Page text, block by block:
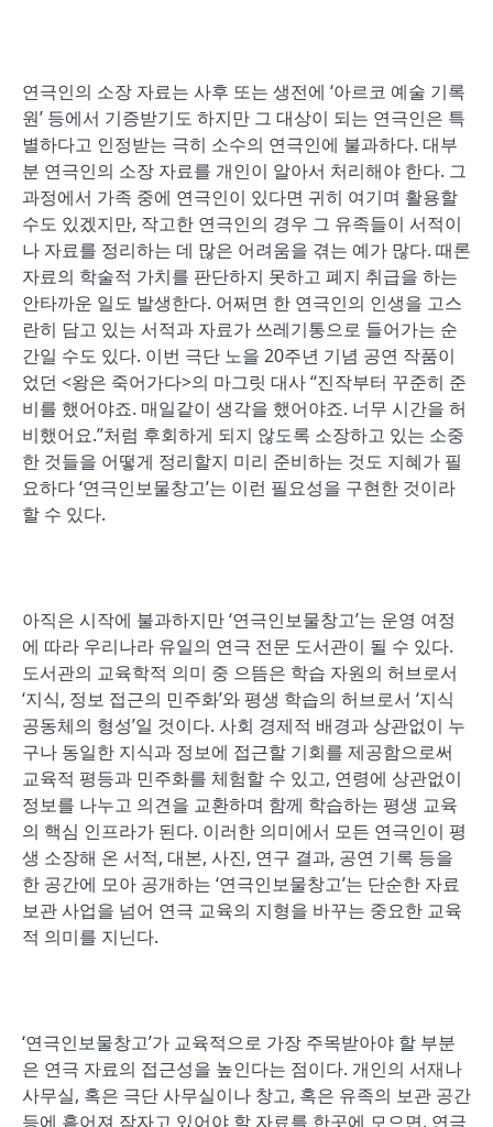
연극인의 소장 자료는 사후 또는 생전에 ‘아르코 예술 기록
원’ 등에서 기증받기도 하지만 그 대상이 되는 연극인은 특
별하다고 인정받는 극히 소수의 연극인에 불과하다. 대부
분 연극인의 소장 자료를 개인이 알아서 처리해야 한다. 그
과정에서 가족 중에 연극인이 있다면 귀히 여기며 활용할
수도 있겠지만, 작고한 연극인의 경우 그 유족들이 서적이
나 자료를 정리하는 데 많은 어려움을 겪는 예가 많다. 때론
자료의 학술적 가치를 판단하지 못하고 폐지 취급을 하는
안타까운 일도 발생한다. 어쩌면 한 연극인의 인생을 고스
란히 담고 있는 서적과 자료가 쓰레기통으로 들어가는 순
간일 수도 있다. 이번 극단 노을 20주년 기념 공연 작품이
었던 <왕은 죽어가다>의 마그릿 대사 “진작부터 꾸준히 준
비를 했어야죠. 매일같이 생각을 했어야죠. 너무 시간을 허
비했어요.”처럼 후회하게 되지 않도록 소장하고 있는 소중
한 것들을 어떻게 정리할지 미리 준비하는 것도 지혜가 필
요하다 ‘연극인보물창고’는 이런 필요성을 구현한 것이라
할 수 있다.
아직은 시작에 불과하지만 ‘연극인보물창고’는 운영 여정
에 따라 우리나라 유일의 연극 전문 도서관이 될 수 있다.
도서관의 교육학적 의미 중 으뜸은 학습 자원의 허브로서
‘지식, 정보 접근의 민주화’와 평생 학습의 허브로서 ‘지식
공동체의 형성’일 것이다. 사회 경제적 배경과 상관없이 누
구나 동일한 지식과 정보에 접근할 기회를 제공함으로써
교육적 평등과 민주화를 체험할 수 있고, 연령에 상관없이
정보를 나누고 의견을 교환하며 함께 학습하는 평생 교육
의 핵심 인프라가 된다. 이러한 의미에서 모든 연극인이 평
생 소장해 온 서적, 대본, 사진, 연구 결과, 공연 기록 등을
한 공간에 모아 공개하는 ‘연극인보물창고’는 단순한 자료
보관 사업을 넘어 연극 교육의 지형을 바꾸는 중요한 교육
적 의미를 지닌다.
‘연극인보물창고’가 교육적으로 가장 주목받아야 할 부분
은 연극 자료의 접근성을 높인다는 점이다. 개인의 서재나
사무실, 혹은 극단 사무실이나 창고, 혹은 유족의 보관 공간
등에 흩어져 잠자고 있어야 할 자료를 한곳에 모으면, 연극